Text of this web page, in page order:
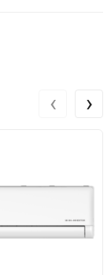
‹ ›